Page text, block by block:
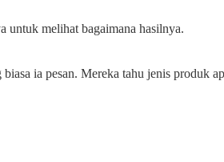
untuk melihat bagaimana hasilnya.
ia pesan. Mereka tahu jenis produk